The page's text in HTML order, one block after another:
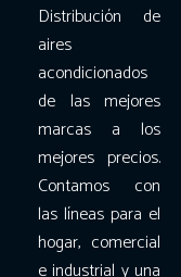
Distribución de
aires
acondicionados
de las mejores
marcas a los
mejores precios.
Contamos con
las líneas para el
hogar, comercial
e industrial y una